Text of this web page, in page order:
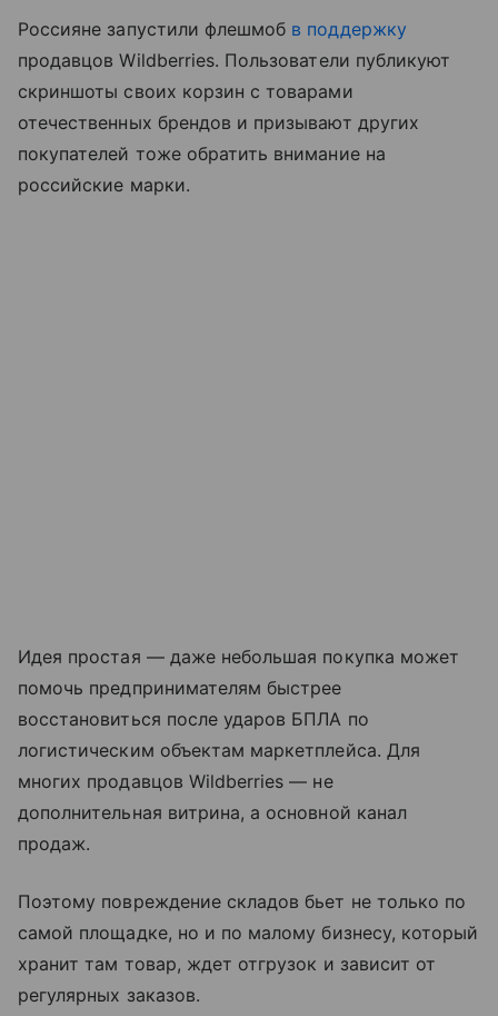
Россияне запустили флешмоб в поддержку
продавцов Wildberries. Пользователи публикуют
скриншоты своих корзин с товарами
отечественных брендов и призывают других
покупателей тоже обратить внимание на
российские марки.
Идея простая — даже небольшая покупка может
помочь предпринимателям быстрее
восстановиться после ударов БПЛА по
логистическим объектам маркетплейса. Для
многих продавцов Wildberries — не
дополнительная витрина, а основной канал
продаж.
Поэтому повреждение складов бьет не только по
самой площадке, но и по малому бизнесу, который
хранит там товар, ждет отгрузок и зависит от
регулярных заказов.